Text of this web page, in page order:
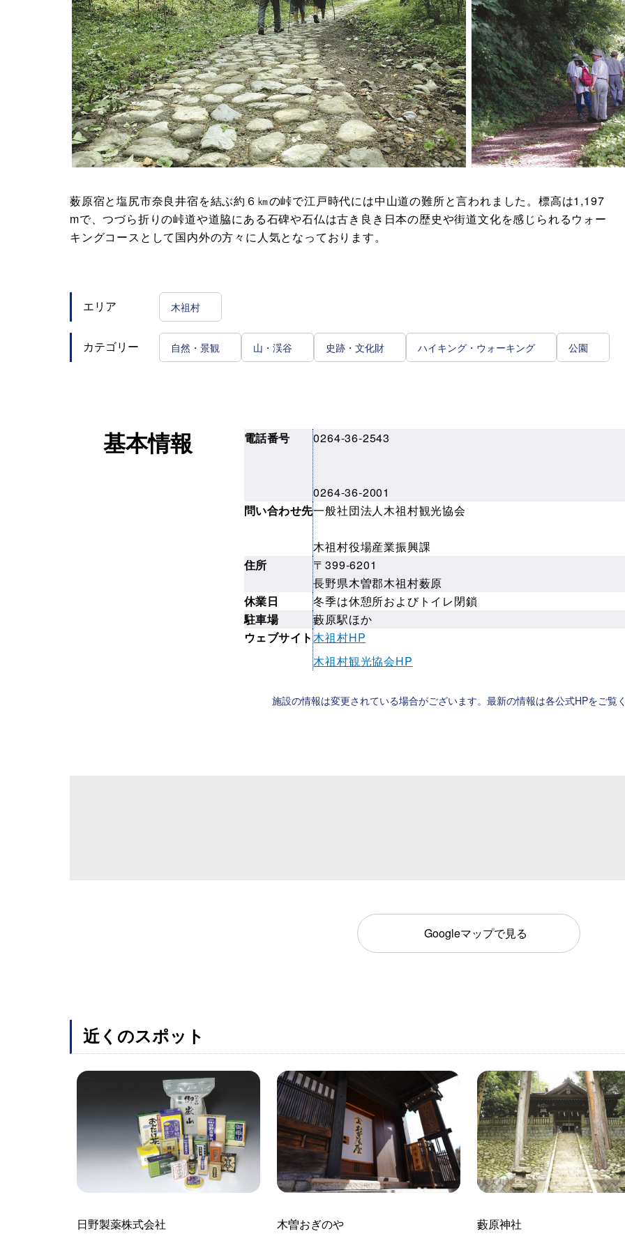
薮原宿と塩尻市奈良井宿を結ぶ約６㎞の峠で江戸時代には中山道の難所と言われました。標高は1,197
mで、つづら折りの峠道や道脇にある石碑や石仏は古き良き日本の歴史や街道文化を感じられるウォー
キングコースとして国内外の方々に人気となっております。
エリア 木祖村
カテゴリー 自然・景観 山・渓谷 史跡・文化財 ハイキング・ウォーキング 公園
基本情報 電話番号 0264-36-2543
0264-36-2001
問い合わせ先一般社団法人木祖村観光協会
木祖村役場産業振興課
住所
〒399-6201
長野県木曽郡木祖村薮原
休業日
冬季は休憩所およびトイレ閉鎖
駐車場
藪原駅ほか
ウェブサイト木祖村HP
木祖村観光協会HP
施設の情報は変更されている場合がございます。最新の情報は各公式HPをご覧く
Googleマップで見る
近くのスポット
日野製薬株式会社 木曽おぎのや 藪原神社